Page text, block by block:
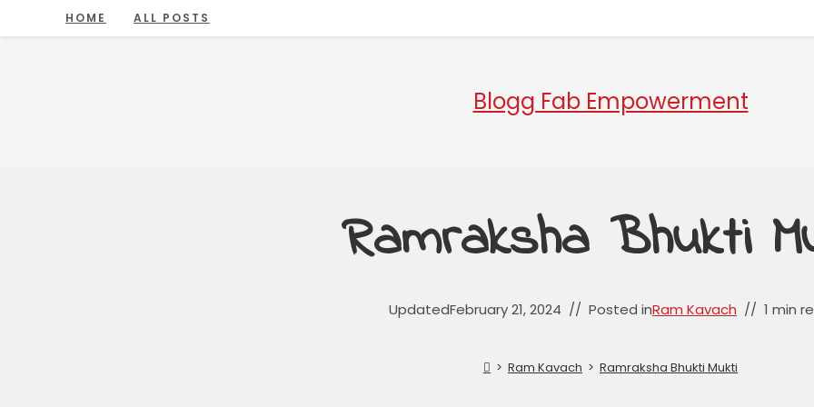
HOME ALL POSTS
Blogg Fab Empowerment
Ramraksha Bhukti
UpdatedFebruary 21, 2024 Posted inRam Kavach 1 min
> Ram Kavach > Ramraksha Bhukti Mukti